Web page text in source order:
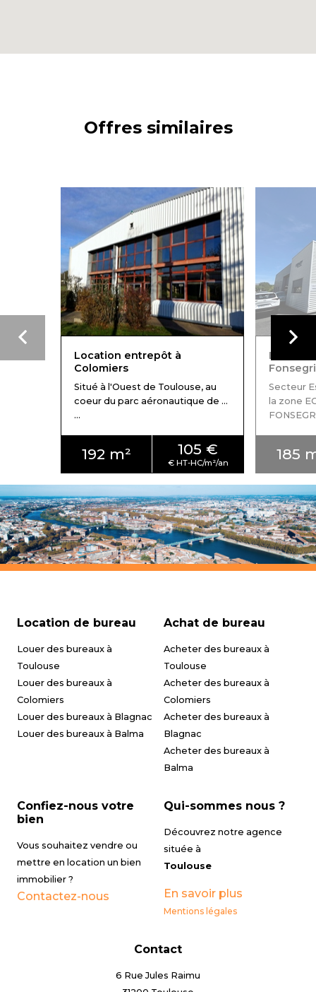
Offres similaires
Location entrepôt à
Colomiers
Situé à l'Ouest de Toulouse, au
coeur du parc aéronautique de ...
...
192 m² 105 €
Secteur
la zone
185
Location de bureau
Louer des bureaux à
Toulouse
Louer des bureaux à
Colomiers
Louer des bureaux à Blagnac
Louer des bureaux à Balma
Achat de bureau
Acheter des bureaux à
Toulouse
Acheter des bureaux à
Colomiers
Acheter des bureaux à
Blagnac
Acheter des bureaux à
Balma
Confiez-nous votre
bien
Vous souhaitez vendre ou
mettre en location un bien
immobilier ?
Contactez-nous
Qui-sommes nous ?
Découvrez notre agence
située à
Toulouse
En savoir plus
Mentions légales
Contact
6 Rue Jules Raimu